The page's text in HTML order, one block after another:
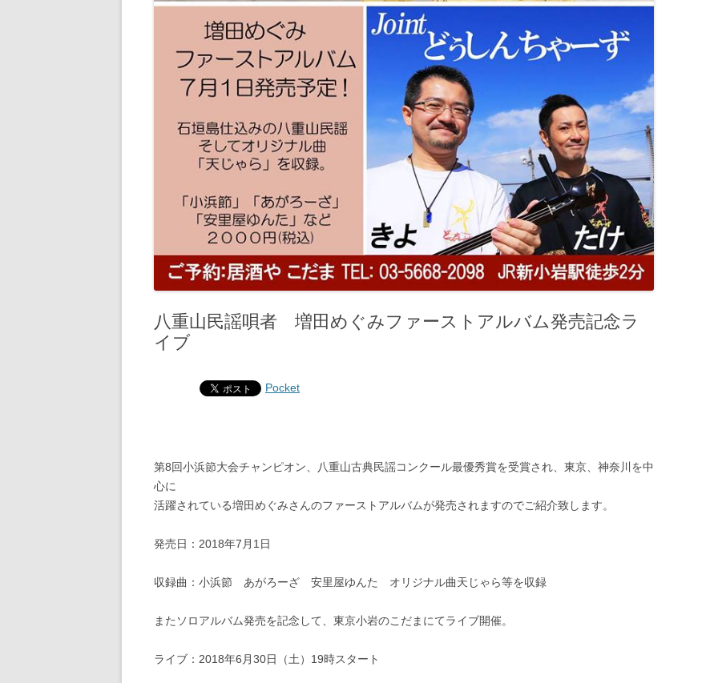
八重山民謡唄者 増田めぐみファーストアルバム発売記念ラ
イブ
Pocket
第8回小浜節大会チャンピオン、八重山古典民謡コンクール最優秀賞を受賞され、東京、神奈川を中
心に
活躍されている増田めぐみさんのファーストアルバムが発売されますのでご紹介致します。
発売日：2018年7月1日
収録曲：小浜節 あがろーざ 安里屋ゆんた オリジナル曲天じゃら等を収録
またソロアルバム発売を記念して、東京小岩のこだまにてライブ開催。
ライブ：2018年6月30日（土）19時スタート